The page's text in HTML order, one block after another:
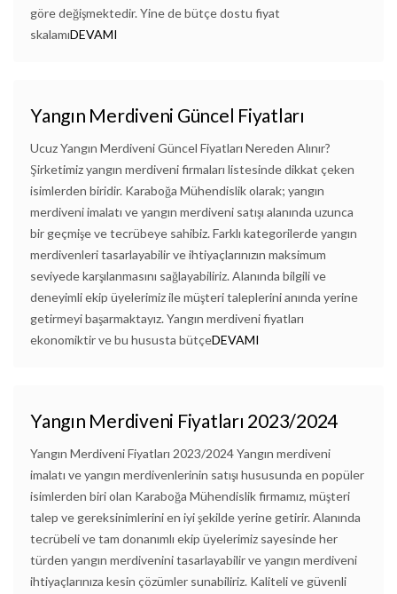
göre değişmektedir. Yine de bütçe dostu fiyat
skalamıDEVAMI
Yangın Merdiveni Güncel Fiyatları
Ucuz Yangın Merdiveni Güncel Fiyatları Nereden Alınır?
Şirketimiz yangın merdiveni firmaları listesinde dikkat çeken
isimlerden biridir. Karaboğa Mühendislik olarak; yangın
merdiveni imalatı ve yangın merdiveni satışı alanında uzunca
bir geçmişe ve tecrübeye sahibiz. Farklı kategorilerde yangın
merdivenleri tasarlayabilir ve ihtiyaçlarınızın maksimum
seviyede karşılanmasını sağlayabiliriz. Alanında bilgili ve
deneyimli ekip üyelerimiz ile müşteri taleplerini anında yerine
getirmeyi başarmaktayız. Yangın merdiveni fiyatları
ekonomiktir ve bu hususta bütçeDEVAMI
Yangın Merdiveni Fiyatları 2023/2024
Yangın Merdiveni Fiyatları 2023/2024 Yangın merdiveni
imalatı ve yangın merdivenlerinin satışı hususunda en popüler
isimlerden biri olan Karaboğa Mühendislik firmamız, müşteri
talep ve gereksinimlerini en iyi şekilde yerine getirir. Alanında
tecrübeli ve tam donanımlı ekip üyelerimiz sayesinde her
türden yangın merdivenini tasarlayabilir ve yangın merdiveni
ihtiyaçlarınıza kesin çözümler sunabiliriz. Kaliteli ve güvenli